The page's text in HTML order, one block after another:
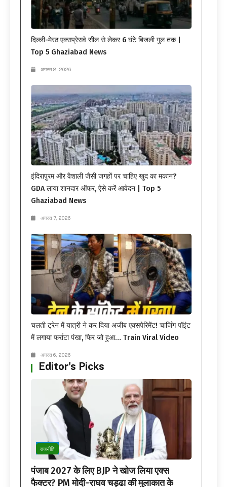
दिल्ली-मेरठ एक्सप्रेसवे सील से लेकर 6 घंटे बिजली गुल तक |
Top 5 Ghaziabad News
अगस्त 8, 2026
इंदिरापुरम और वैशाली जैसी जगहों पर चाहिए खुद का मकान?
GDA लाया शानदार ऑफर, ऐसे करें आवेदन | Top 5
Ghaziabad News
अगस्त 7, 2026
चलती ट्रेन में यात्री ने कर दिया अजीब एक्सपेरिमेंट! चार्जिंग पॉइंट
में लगाया फर्राटा पंखा, फिर जो हुआ… Train Viral Video
अगस्त 6, 2026
Editor's Picks
राजनीति
पंजाब 2027 के लिए BJP ने खोज लिया एक्स
फैक्टर? PM मोदी-राघव चड्ढा की मुलाकात के